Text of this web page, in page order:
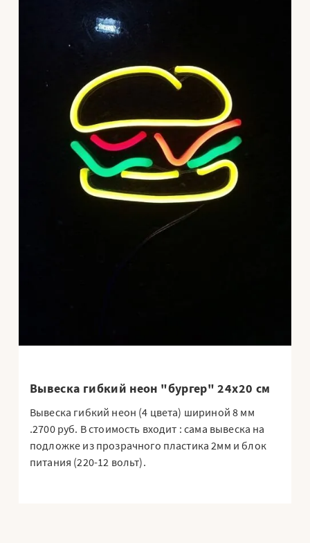
Вывеска гибкий неон "бургер" 24х20 см
Вывеска гибкий неон (4 цвета) шириной 8 мм
.2700 руб. В стоимость входит : сама вывеска на
подложке из прозрачного пластика 2мм и блок
питания (220-12 вольт).